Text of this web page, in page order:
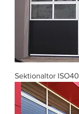
Sektionaltor ISO40